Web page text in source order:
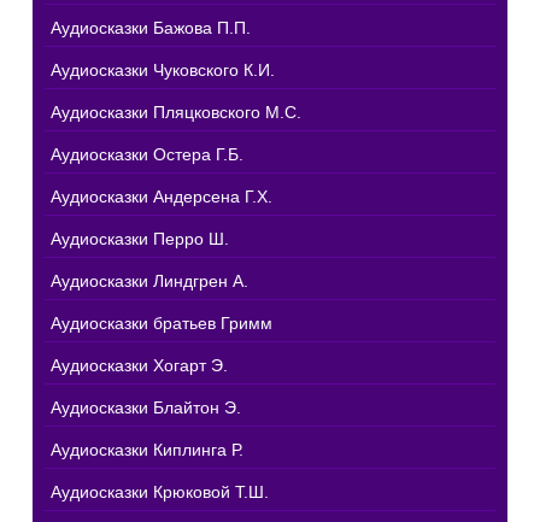
Аудиосказки Бажова П.П.
Аудиосказки Чуковского К.И.
Аудиосказки Пляцковского М.С.
Аудиосказки Остера Г.Б.
Аудиосказки Андерсена Г.Х.
Аудиосказки Перро Ш.
Аудиосказки Линдгрен А.
Аудиосказки братьев Гримм
Аудиосказки Хогарт Э.
Аудиосказки Блайтон Э.
Аудиосказки Киплинга Р.
Аудиосказки Крюковой Т.Ш.